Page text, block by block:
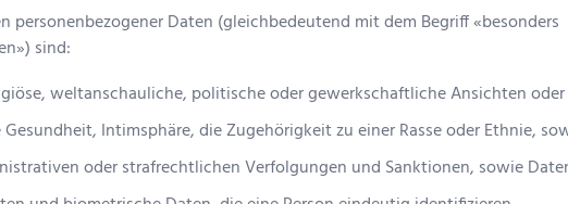
personenbezogener Daten (gleichbedeutend mit dem Begriff «besonders
sind:
weltanschauliche, politische oder gewerkschaftliche Ansichten
Intimsphäre, die Zugehörigkeit zu einer Rasse oder Ethnie,
oder strafrechtlichen Verfolgungen und Sanktionen, sowie